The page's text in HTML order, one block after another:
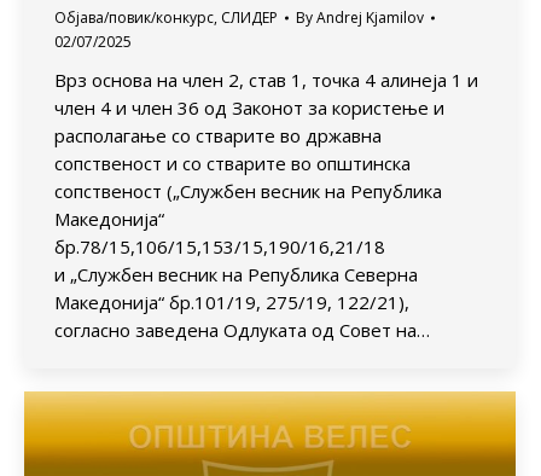
Објава/повик/конкурс, СЛИДЕР ByAndrej Kjamilov
02/07/2025
Врз основа на член 2, став 1, точка 4 алинеја 1 и
член 4 и член 36 од Законот за користење и
располагање со стварите во државна
сопственост и со стварите во општинска
сопственост („Службен весник на Република
Македонија“
бр.78/15,106/15,153/15,190/16,21/18
и „Службен весник на Република Северна
Македонија“ бр.101/19, 275/19, 122/21),
согласно заведена Одлуката од Совет на…